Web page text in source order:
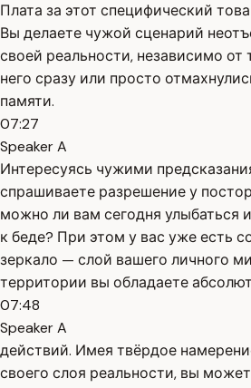
Плата за этот специфический
Вы делаете чужой сценарий
своей реальности, независимо от
него сразу или просто
памяти.
07:27
Speaker A
Интересуясь чужими
спрашиваете разрешение у
можно ли вам сегодня улыбаться
к беде? При этом у вас уже есть
зеркало — слой вашего личного
территории вы обладаете
07:48
Speaker A
действий. Имея твёрдое
своего слоя реальности, вы